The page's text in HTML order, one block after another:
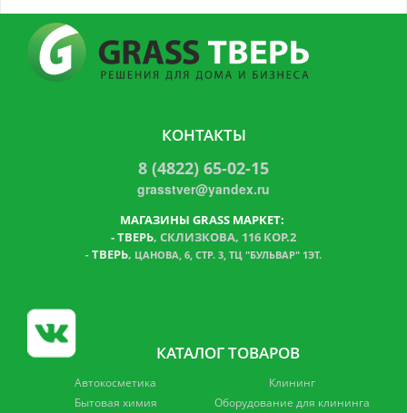
КОНТАКТЫ
8 (4822) 65-02-15
grasstver@yandex.ru
МАГАЗИНЫ GRASS МАРКЕТ:
-ТВЕРЬ, СКЛИЗКОВА, 116 КОР.2
- ТВЕРЬ, ЦАНОВА, 6, СТР. 3, ТЦ "БУЛЬВАР" 1ЭТ.
КАТАЛОГ ТОВАРОВ
Автокосметика
Бытовая химия
Клининг
Оборудование для клининга